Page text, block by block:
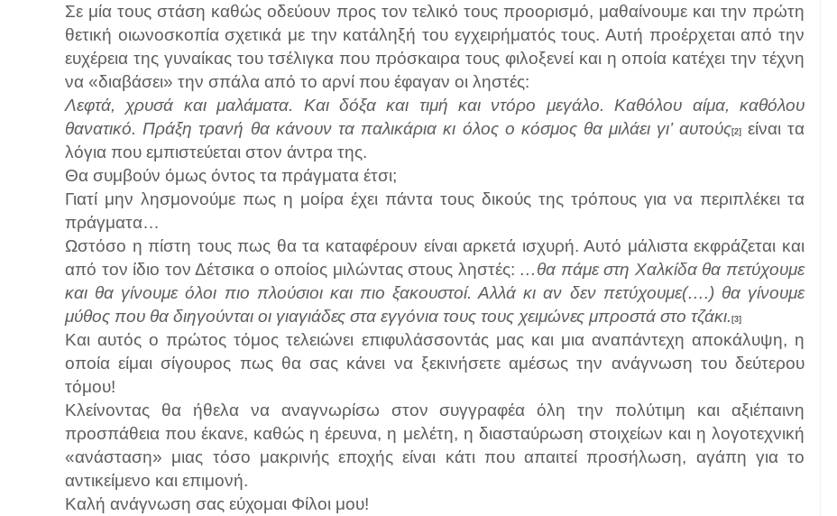
Σε μία τους στάση καθώς οδεύουν προς τον τελικό τους προορισμό, μαθαίνουμε και την πρώτη
θετική οιωνοσκοπία σχετικά με την κατάληξή του εγχειρήματός τους. Αυτή προέρχεται από την
ευχέρεια της γυναίκας του τσέλιγκα που πρόσκαιρα τους φιλοξενεί και η οποία κατέχει την τέχνη
να «διαβάσει» την σπάλα από το αρνί που έφαγαν οι ληστές:
Λεφτά, χρυσά και μαλάματα. Και δόξα και τιμή και ντόρο μεγάλο. Καθόλου αίμα, καθόλου
θανατικό. Πράξη τρανή θα κάνουν τα παλικάρια κι όλος ο κόσμος θα μιλάει γι’ αυτούς[2]είναι τα
λόγια που εμπιστεύεται στον άντρα της.
Θα συμβούν όμως όντος τα πράγματα έτσι;
Γιατί μην λησμονούμε πως η μοίρα έχει πάντα τους δικούς της τρόπους για να περιπλέκει τα
πράγματα…
Ωστόσο η πίστη τους πως θα τα καταφέρουν είναι αρκετά ισχυρή. Αυτό μάλιστα εκφράζεται και
από τον ίδιο τον Δέτσικα ο οποίος μιλώντας στους ληστές: …θα πάμε στη Χαλκίδα θα πετύχουμε
και θα γίνουμε όλοι πιο πλούσιοι και πιο ξακουστοί. Αλλά κι αν δεν πετύχουμε(….) θα γίνουμε
μύθος που θα διηγούνται οι γιαγιάδες στα εγγόνια τους τους χειμώνες μπροστά στο τζάκι. [3]
Και αυτός ο πρώτος τόμος τελειώνει επιφυλάσσοντάς μας και μια αναπάντεχη αποκάλυψη, η
οποία είμαι σίγουρος πως θα σας κάνει να ξεκινήσετε αμέσως την ανάγνωση του δεύτερου
τόμου!
Κλείνοντας θα ήθελα να αναγνωρίσω στον συγγραφέα όλη την πολύτιμη και αξιέπαινη
προσπάθεια που έκανε, καθώς η έρευνα, η μελέτη, η διασταύρωση στοιχείων και η λογοτεχνική
«ανάσταση» μιας τόσο μακρινής εποχής είναι κάτι που απαιτεί προσήλωση, αγάπη για το
αντικείμενο και επιμονή.
Καλή ανάγνωση σας εύχομαι Φίλοι μου!